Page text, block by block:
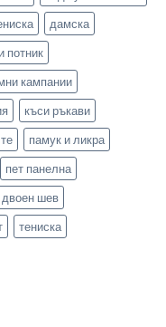
дамска
потник
кампании
къси ръкави
памук и ликра
пет панелна
двоен шев
тениска